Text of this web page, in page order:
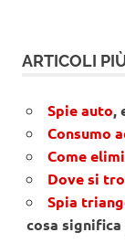
ARTICOLI
Spie auto,
Consumo
Come
Dove si
Spia
cosa significa